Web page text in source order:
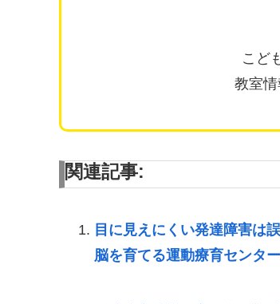
こど
教室
関連記事:
目に見えにくい発達障害は
脳を育てる運動療育センタ